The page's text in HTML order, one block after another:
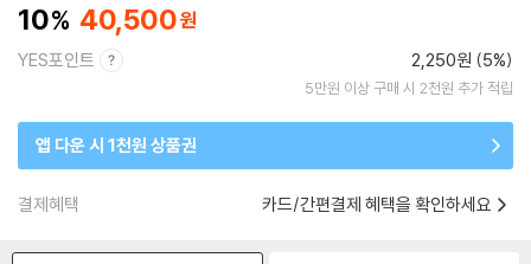
10 40,500
YES포인트 2,250원 (5%)
5만원 이상 구매 시 2천원 추가 적립
앱 다운 시 1천원 상품권
결제혜택 카드/간편결제 혜택을 확인하세요